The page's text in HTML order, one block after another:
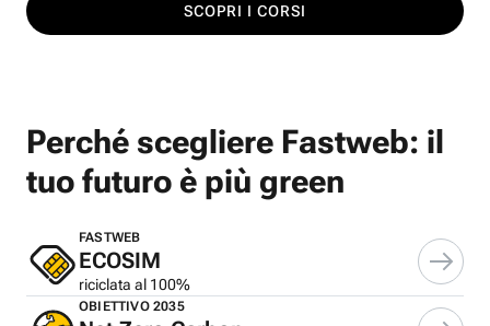
SCOPRI I CORSI
Perché scegliere Fastweb: il
tuo futuro è più green
FASTWEB
ECOSIM
riciclata al 100%
OBIETTIVO 2035